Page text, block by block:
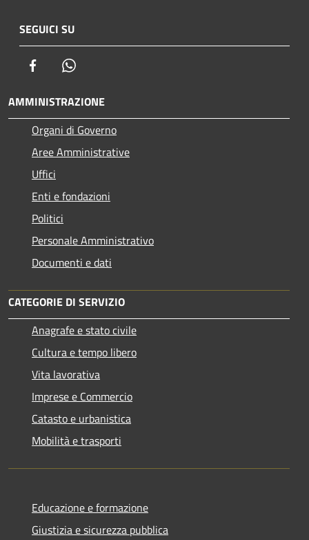
SEGUICI SU
Facebook
AMMINISTRAZIONE
Organi di Governo
Aree Amministrative
Uffici
Enti e fondazioni
Politici
Personale Amministrativo
Documenti e dati
CATEGORIE DI SERVIZIO
Anagrafe e stato civile
Cultura e tempo libero
Vita lavorativa
Imprese e Commercio
Catasto e urbanistica
Mobilità e trasporti
Educazione e formazione
Giustizia e sicurezza pubblica